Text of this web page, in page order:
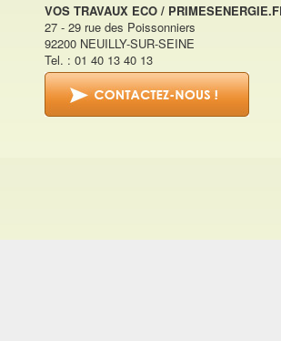
VOS TRAVAUX ECO /
27 - 29 rue des Poissonniers
92200 NEUILLY-SUR-SEINE
Tel. : 01 40 13 40 13